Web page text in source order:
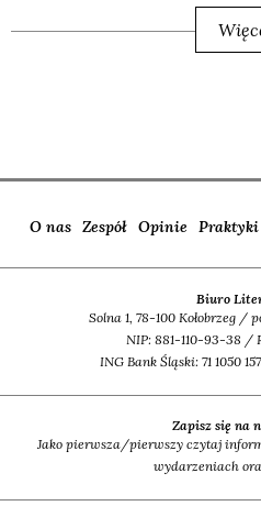
O nas Zespół Opinie Praktyki
Biuro
Solna 1, 78-100 Kołobrzeg /
NIP: 881-110-93-38 /
ING Bank Śląski: 71 1050
Zapisz się na
Jako pierwsza/pierwszy czytaj
wydarzeniach